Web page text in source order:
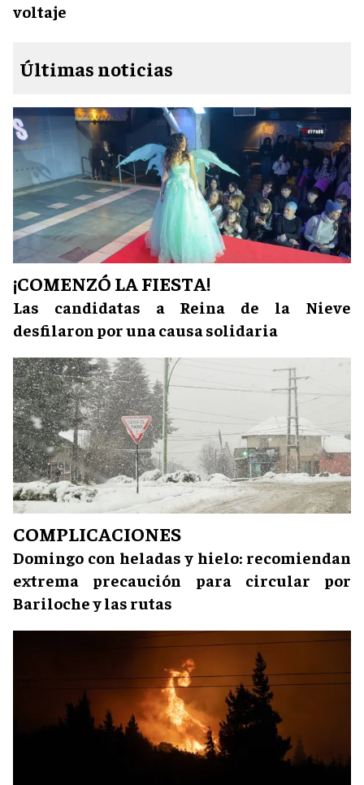
voltaje
Últimas noticias
¡COMENZÓ LA FIESTA!
Las candidatas a Reina de la Nieve
desfilaron por una causa solidaria
COMPLICACIONES
Domingo con heladas y hielo: recomiendan
extrema precaución para circular por
Bariloche y las rutas